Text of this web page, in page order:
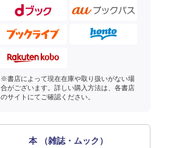
※書店によって現在在庫や取り扱いがない場
合がございます。詳しい購入方法は、各書店
のサイトにてご確認ください。
本 （雑誌・ムック）